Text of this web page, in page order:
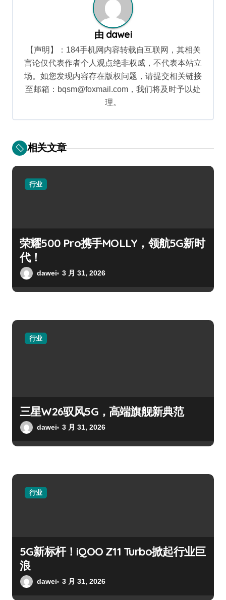
由 dawei
【声明】：184手机网内容转载自互联网，其相关
言论仅代表作者个人观点绝非权威，不代表本站立
场。如您发现内容存在版权问题，请提交相关链接
至邮箱：bqsm@foxmail.com，我们将及时予以处
理。
相关文章
行业
荣耀500 Pro携手MOLLY，领航5G新时
代！
dawei 3 月 31, 2026
行业
三星W26驭风5G，高端旗舰新典范
dawei 3 月 31, 2026
行业
5G新标杆！iQOO Z11 Turbo掀起行业巨
浪
dawei 3 月 31, 2026